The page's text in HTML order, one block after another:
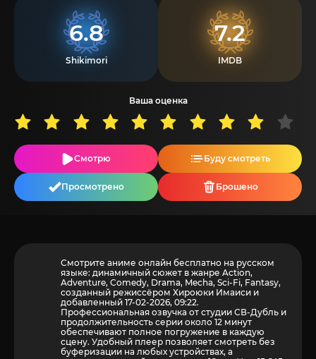
6.8
Shikimori
7.2
IMDB
Ваша оценка
Смотрю Буду смотреть
Просмотрено Брошено
Смотрите аниме онлайн бесплатно на русском
языке: динамичный сюжет в жанре Action,
Adventure, Comedy, Drama, Mecha, Sci-Fi, Fantasy,
созданный режиссёром Хироюки Имаиси и
добавленный 17-02-2026, 09:22.
Профессиональная озвучка от студии СВ-Дубль и
продолжительность серии около 12 минут
обеспечивают полное погружение в каждую
сцену. Удобный плеер позволяет смотреть без
буферизации на любых устройствах, а